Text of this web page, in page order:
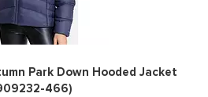
0
Park Down Hooded Jacket
466)